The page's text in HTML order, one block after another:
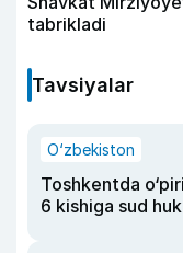
tabrikladi
Tavsiyalar
O‘zbekiston
Toshkentda
6 kishiga sud